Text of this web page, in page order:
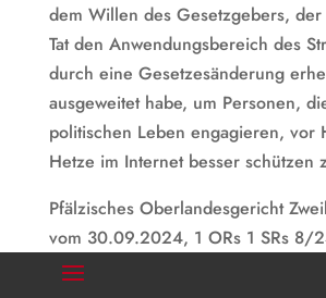
dem Willen des Gesetzgebers,
Tat den Anwendungsbereich des
durch eine Gesetzesänderung
ausgeweitet habe, um Personen,
politischen Leben engagieren, vor
Hetze im Internet besser schützen
Pfälzisches Oberlandesgericht
vom 30.09.2024, 1 ORs 1 SRs 8/